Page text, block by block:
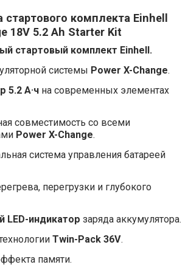
комплекта Einhell
18V 5.2 Ah Starter Kit
стартовый комплект Einhell.
системы Power X-Change.
5.2 А·чна современных элементах
совместимость со всеми
Power X-Change.
система управления батареей
перегрузки и глубокого
LED-индикатор заряда аккумулятора.
Twin-Pack 36V.
памяти.